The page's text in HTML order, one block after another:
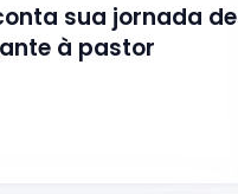
sua jornada de
à pastor